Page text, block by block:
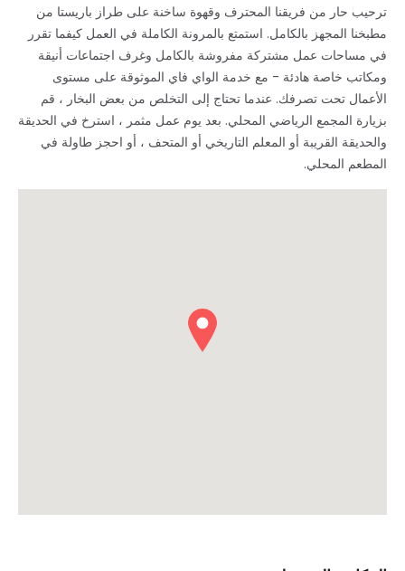
ترحيب حار من فريقنا المحترف وقهوة ساخنة على طراز باريستا من
مطبخنا المجهز بالكامل. استمتع بالمرونة الكاملة في العمل كيفما تقرر
في مساحات عمل مشتركة مفروشة بالكامل وغرف اجتماعات أنيقة
ومكاتب خاصة هادئة - مع خدمة الواي فاي الموثوقة على مستوى
الأعمال تحت تصرفك. عندما تحتاج إلى التخلص من بعض البخار ، قم
بزيارة المجمع الرياضي المحلي. بعد يوم عمل مثمر ، استرخ في الحديقة
والحديقة القريبة أو المعلم التاريخي أو المتحف ، أو احجز طاولة في
المطعم المحلي.